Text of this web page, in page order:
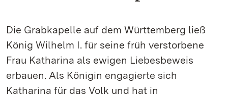
Die Grabkapelle auf dem Württemberg ließ
König Wilhelm I. für seine früh verstorbene
Frau Katharina als ewigen Liebesbeweis
erbauen. Als Königin engagierte sich
Katharina für das Volk und hat in